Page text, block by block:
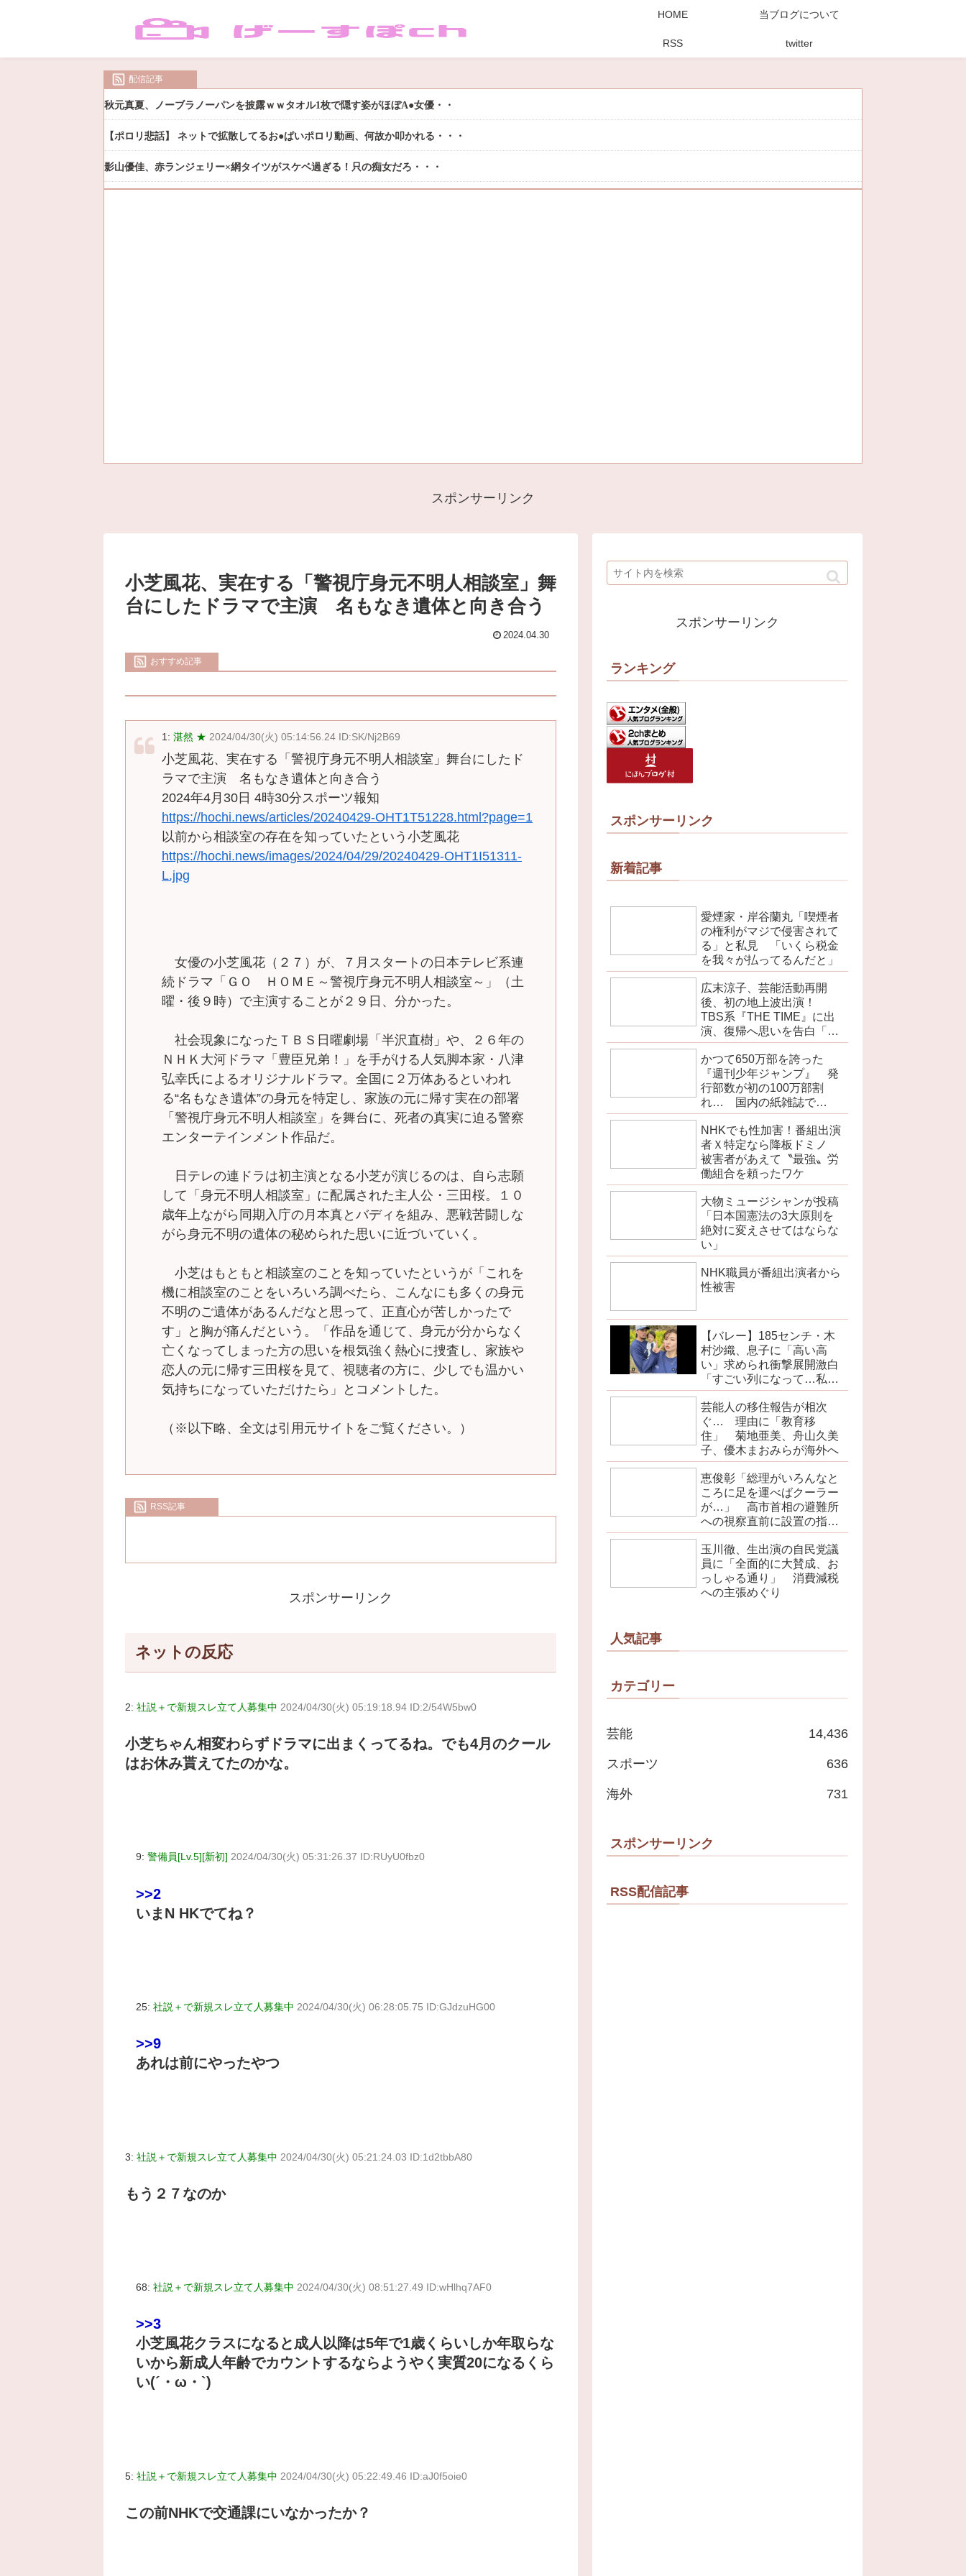
HOME 当ブログについて
RSS twitter
配信記事
秋元真夏、ノーブラノーパンを披露ｗｗタオル1枚で隠す姿がほぼA●女優・・
【ポロリ悲話】 ネットで拡散してるお●ぱいポロリ動画、何故か叩かれる・・・
影山優佳、赤ランジェリー×網タイツがスケベ過ぎる！只の痴女だろ・・・
スポンサーリンク
小芝風花、実在する「警視庁身元不明人相談室」舞
台にしたドラマで主演 名もなき遺体と向き合う
2024.04.30
おすすめ記事
1: 湛然 ★ 2024/04/30(火) 05:14:56.24 ID:SK/Nj2B69
小芝風花、実在する「警視庁身元不明人相談室」舞台にしたド
ラマで主演 名もなき遺体と向き合う
2024年4月30日 4時30分スポーツ報知
https://hochi.news/articles/20240429-OHT1T51228.html?page=1
以前から相談室の存在を知っていたという小芝風花
https://hochi.news/images/2024/04/29/20240429-OHT1I51311-
L.jpg
女優の小芝風花（２７）が、７月スタートの日本テレビ系連
続ドラマ「ＧＯ ＨＯＭＥ～警視庁身元不明人相談室～」（土
曜・後９時）で主演することが２９日、分かった。
社会現象になったＴＢＳ日曜劇場「半沢直樹」や、２６年の
ＮＨＫ大河ドラマ「豊臣兄弟！」を手がける人気脚本家・八津
弘幸氏によるオリジナルドラマ。全国に２万体あるといわれ
る“名もなき遺体”の身元を特定し、家族の元に帰す実在の部署
「警視庁身元不明人相談室」を舞台に、死者の真実に迫る警察
エンターテインメント作品だ。
日テレの連ドラは初主演となる小芝が演じるのは、自ら志願
して「身元不明人相談室」に配属された主人公・三田桜。１０
歳年上ながら同期入庁の月本真とバディを組み、悪戦苦闘しな
がら身元不明の遺体の秘められた思いに近づいていく。
小芝はもともと相談室のことを知っていたというが「これを
機に相談室のことをいろいろ調べたら、こんなにも多くの身元
不明のご遺体があるんだなと思って、正直心が苦しかったで
す」と胸が痛んだという。「作品を通じて、身元が分からなく
亡くなってしまった方の思いを根気強く熱心に捜査し、家族や
恋人の元に帰す三田桜を見て、視聴者の方に、少しでも温かい
気持ちになっていただけたら」とコメントした。
（※以下略、全文は引用元サイトをご覧ください。）
RSS記事
スポンサーリンク
ネットの反応
2: 社説＋で新規スレ立て人募集中 2024/04/30(火) 05:19:18.94 ID:2/54W5bw0
小芝ちゃん相変わらずドラマに出まくってるね。でも4月のクール
はお休み貰えてたのかな。
9: 警備員[Lv.5][新初] 2024/04/30(火) 05:31:26.37 ID:RUyU0fbz0
>>2
いまN HKでてね？
25: 社説＋で新規スレ立て人募集中 2024/04/30(火) 06:28:05.75 ID:GJdzuHG00
>>9
あれは前にやったやつ
3: 社説＋で新規スレ立て人募集中 2024/04/30(火) 05:21:24.03 ID:1d2tbbA80
もう２７なのか
68: 社説＋で新規スレ立て人募集中 2024/04/30(火) 08:51:27.49 ID:wHlhq7AF0
>>3
小芝風花クラスになると成人以降は5年で1歳くらいしか年取らな
いから新成人年齢でカウントするならようやく実質20になるくら
い(´・ω・`)
5: 社説＋で新規スレ立て人募集中 2024/04/30(火) 05:22:49.46 ID:aJ0f5oie0
この前NHKで交通課にいなかったか？
スポンサーリンク
ランキング
スポンサーリンク
新着記事
愛煙家・岸谷蘭丸「喫煙者
の権利がマジで侵害されて
る」と私見 「いくら税金
を我々が払ってるんだと」
広末涼子、芸能活動再開
後、初の地上波出演！
TBS系『THE TIME』に出
演、復帰へ思いを告白「自
分の弱い部分だったり…」
かつて650万部を誇った
『週刊少年ジャンプ』 発
行部数が初の100万部割
れ… 国内の紙雑誌で
「100万部超」ゼロに
NHKでも性加害！番組出演
者Ｘ特定なら降板ドミノ
被害者があえて〝最強〟労
働組合を頼ったワケ
大物ミュージシャンが投稿
「日本国憲法の3大原則を
絶対に変えさせてはならな
い」
NHK職員が番組出演者から
性被害
【バレー】185センチ・木
村沙織、息子に「高い高
い」求められ衝撃展開激白
「すごい列になって…私ア
トラクションじゃないよみ
たいな」
芸能人の移住報告が相次
ぐ… 理由に「教育移
住」 菊地亜美、舟山久美
子、優木まおみらが海外へ
恵俊彰「総理がいろんなと
ころに足を運べばクーラー
が…」 高市首相の避難所
への視察直前に設置の指摘
で
玉川徹、生出演の自民党議
員に「全面的に大賛成、お
っしゃる通り」 消費減税
への主張めぐり
人気記事
カテゴリー
芸能 14,436
スポーツ 636
海外 731
スポンサーリンク
RSS配信記事